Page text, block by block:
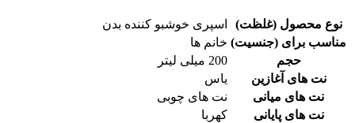
نوع محصول (غلظت)
اسپری خوشبو کننده بدن
مناسب برای (جنسیت) خانم ها
حجم
200 میلی لیتر
نت های آغازین
یاس
نت های میانی
نت های چوبی
نت های پایانی
کهربا